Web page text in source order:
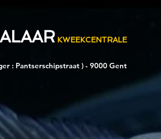
KWEEKCENTRALE
: Pantserschipstraat ) - 9000 Gent